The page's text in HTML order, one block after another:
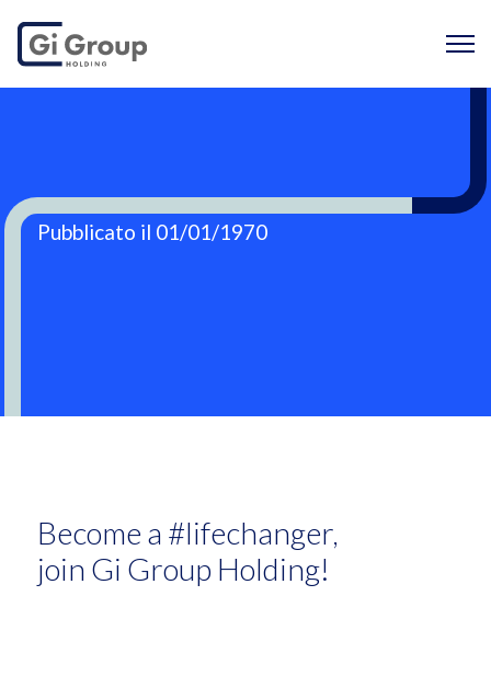
Pubblicato il 01/01/1970
Become a #lifechanger,
join Gi Group Holding!